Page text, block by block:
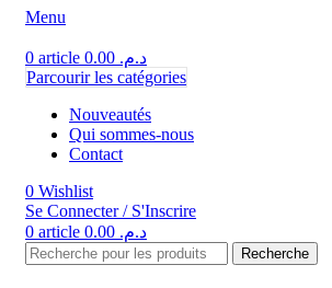
Menu
0 article د.م.
Parcourir les catégories
Nouveautés
Qui sommes-nous
Contact
0 Wishlist
Se Connecter / S'Inscrire
0 article د.م.
Recherche